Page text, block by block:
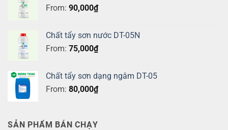
From: 90,000₫
Chất tẩy sơn nước DT-05N
From: 75,000₫
Chất tẩy sơn dạng ngâm DT-05
From: 80,000₫
SẢN PHẨM BÁN CHẠY